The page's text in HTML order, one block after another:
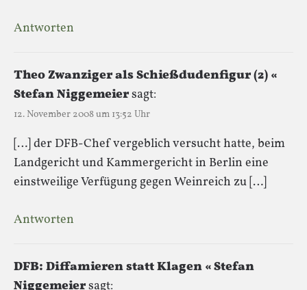
Antworten
Theo Zwanziger als Schießdudenfigur (2) «
Stefan Niggemeiersagt:
12. November 2008 um 13:52 Uhr
[…] der DFB-Chef vergeblich versucht hatte, beim
Landgericht und Kammergericht in Berlin eine
einstweilige Verfügung gegen Weinreich zu […]
Antworten
DFB: Diffamieren statt Klagen « Stefan
Niggemeiersagt: